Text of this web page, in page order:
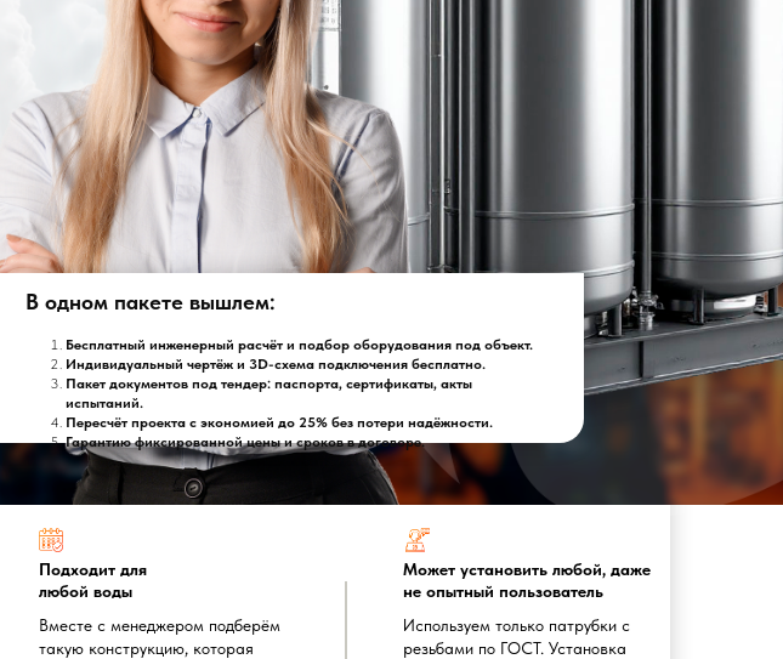
В одном пакете вышлем:
Бесплатный инженерный расчёт и подбор оборудования под объект.
Индивидуальный чертёж и 3D-схема подключения бесплатно.
Пакет документов под тендер: паспорта, сертификаты, акты
испытаний.
Пересчёт проекта с экономией до 25% без потери надёжности.
Гарантию фиксированной цены и сроков в договоре.
Подходит для
любой воды
Вместе с менеджером подберём
такую конструкцию, которая
Может установить любой, даже
не опытный пользователь
Используем только патрубки с
резьбами по ГОСТ. Установка